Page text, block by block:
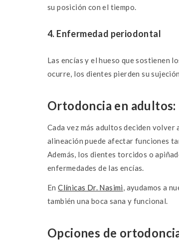
su posición con el tiempo.
4. Enfermedad periodontal
Las encías y el hueso que sostienen
ocurre, los dientes pierden su
Ortodoncia en adultos:
Cada vez más adultos deciden
alineación puede afectar funciones
Además, los dientes torcidos o
enfermedades de las encías.
EnClínicas Dr. Nasimi, ayudamos a
también una boca sana y funcional.
Opciones de